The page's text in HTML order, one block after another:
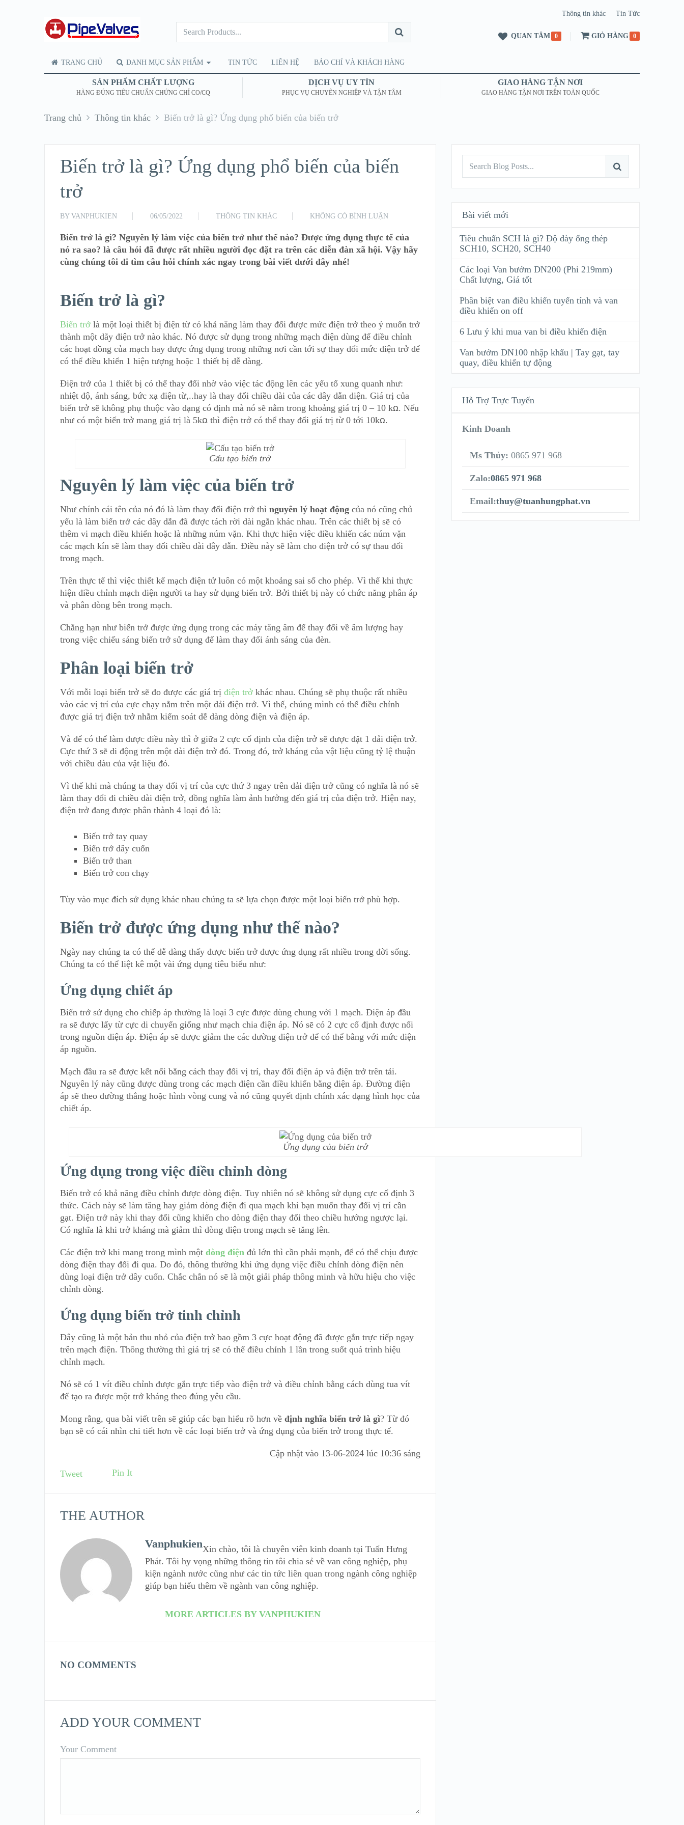
Thông tin khác Tin Tức
QUAN TÂM 0 GIỎ HÀNG 0
TRANG CHỦ DANH MỤC SẢN PHẨM TIN TỨC LIÊN HỆ BÁO CHÍ VÀ KHÁCH HÀNG
SẢN PHẨM CHẤT LƯỢNG
HÀNG ĐÚNG TIÊU CHUẨN CHỨNG CHỈ CO/CQ
DỊCH VỤ UY TÍN
PHỤC VỤ CHUYÊN NGHIỆP VÀ TẬN TÂM
GIAO HÀNG TẬN NƠI
GIAO HÀNG TẬN NƠI TRÊN TOÀN QUỐC
Trang chủ Thông tin khác Biến trở là gì? Ứng dụng phổ biến của biến trở
Biến trở là gì? Ứng dụng phổ biến của biến
trở
BY VANPHUKIEN 06/05/2022 THÔNG TIN KHÁC KHÔNG CÓ BÌNH LUẬN
Biến trở là gì? Nguyên lý làm việc của biến trở như thế nào? Được ứng dụng thực tế của
nó ra sao? là câu hỏi đã được rất nhiều người đọc đặt ra trên các diễn đàn xã hội. Vậy hãy
cùng chúng tôi đi tìm câu hỏi chính xác ngay trong bài viết dưới đây nhé!
Biến trở là gì?
Biến trở là một loại thiết bị điện từ có khả năng làm thay đổi được mức điện trở theo ý muốn trở
thành một dãy điện trở nào khác. Nó được sử dụng trong những mạch điện dùng để điều chỉnh
các hoạt đồng của mạch hay được ứng dụng trong những nơi cần tới sự thay đổi mức điện trở để
có thể điều khiển 1 hiện tượng hoặc 1 thiết bị dễ dàng.
Điện trở của 1 thiết bị có thể thay đổi nhờ vào việc tác động lên các yếu tố xung quanh như:
nhiệt độ, ánh sáng, bức xạ điện từ,..hay là thay đổi chiều dài của các dây dẫn diện. Giá trị của
biến trở sẽ không phụ thuộc vào dạng có định mà nó sẽ nằm trong khoảng giá trị 0 – 10 kꭥ. Nếu
như có một biến trở mang giá trị là 5kꭥ thì điện trở có thể thay đổi giá trị từ 0 tới 10kꭥ.
Cấu tạo biển trở
Nguyên lý làm việc của biến trở
Như chính cái tên của nó đó là làm thay đổi điện trở thì nguyên lý hoạt động của nó cũng chủ
yếu là làm biến trở các dây dẫn đã được tách rời dài ngắn khác nhau. Trên các thiết bị sẽ có
thêm vi mạch điều khiển hoặc là những núm vặn. Khi thực hiện việc điều khiến các núm vặn
các mạch kín sẽ làm thay đổi chiều dài dây dẫn. Điều này sẽ làm cho điện trở có sự thau đổi
trong mạch.
Trên thực tế thì việc thiết kế mạch điện tử luôn có một khoảng sai số cho phép. Vì thế khi thực
hiện điều chỉnh mạch điện người ta hay sử dụng biến trở. Bởi thiết bị này có chức năng phân áp
và phân dòng bên trong mạch.
Chẳng hạn như biến trở được ứng dụng trong các máy tăng âm để thay đổi về âm lượng hay
trong việc chiếu sáng biến trở sử dụng để làm thay đổi ánh sáng của đèn.
Phân loại biến trở
Với mỗi loại biến trở sẽ đo được các giá trị điện trở khác nhau. Chúng sẽ phụ thuộc rất nhiều
vào các vị trí của cực chạy nằm trên một dải điện trở. Vì thế, chúng mình có thể điều chỉnh
được giá trị điện trở nhằm kiểm soát dễ dàng dòng điện và điện áp.
Và để có thể làm được điều này thì ở giữa 2 cực cố định của điện trở sẽ được đặt 1 dải điện trở.
Cực thứ 3 sẽ di động trên một dài điện trở đó. Trong đó, trở kháng của vật liệu cũng tỷ lệ thuận
với chiều dàu của vật liệu đó.
Vì thế khi mà chúng ta thay đổi vị trí của cực thứ 3 ngay trên dải điện trở cũng có nghĩa là nó sẽ
làm thay đổi đi chiều dài điện trở, đồng nghĩa làm ảnh hưởng đến giá trị của điện trở. Hiện nay,
điện trở đang được phân thành 4 loại đó là:
Biến trở tay quay
Biến trở dây cuốn
Biến trở than
Biến trở con chạy
Tùy vào mục đích sử dụng khác nhau chúng ta sẽ lựa chọn được một loại biến trở phù hợp.
Biến trở được ứng dụng như thế nào?
Ngày nay chúng ta có thể dễ dàng thấy được biến trở được ứng dụng rất nhiều trong đời sống.
Chúng ta có thể liệt kê một vài ứng dụng tiêu biểu như:
Ứng dụng chiết áp
Biến trở sử dụng cho chiếp áp thường là loại 3 cực được dùng chung với 1 mạch. Điện áp đầu
ra sẽ được lấy từ cực di chuyển giống như mạch chia điện áp. Nó sẽ có 2 cực cố định được nối
trong nguồn điện áp. Điện áp sẽ được giảm the các đường điện trở để có thể bằng với mức điện
áp nguồn.
Mạch đầu ra sẽ được kết nối bằng cách thay đổi vị trí, thay đổi điện áp và điện trở trên tải.
Nguyên lý này cũng được dùng trong các mạch điện cần điều khiển bằng điện áp. Đường điện
áp sẽ theo đường thẳng hoặc hình vòng cung và nó cũng quyết định chính xác dạng hình học của
chiết áp.
Ứng dụng của biến trở
Ứng dụng trong việc điều chỉnh dòng
Biến trở có khả năng điều chỉnh được dòng điện. Tuy nhiên nó sẽ không sử dụng cực cố định 3
thức. Cách này sẽ làm tăng hay giảm dòng điện đi qua mạch khi bạn muốn thay đổi vị trí cần
gạt. Điện trở này khi thay đổi cũng khiến cho dòng điện thay đổi theo chiều hướng ngược lại.
Có nghĩa là khi trở kháng mà giảm thì dòng điện trong mạch sẽ tăng lên.
Các điện trở khi mang trong mình một dòng điện đủ lớn thì cần phải mạnh, để có thể chịu được
dòng điện thay đổi đi qua. Do đó, thông thường khi ứng dụng việc điều chỉnh dòng điện nên
dùng loại điện trở dây cuốn. Chắc chắn nó sẽ là một giải pháp thông minh và hữu hiệu cho việc
chỉnh dòng.
Ứng dụng biến trở tinh chỉnh
Đây cũng là một bản thu nhỏ của điện trở bao gồm 3 cực hoạt động đã được gắn trực tiếp ngay
trên mạch điện. Thông thường thì giá trị sẽ có thể điều chỉnh 1 lần trong suốt quá trình hiệu
chỉnh mạch.
Nó sẽ có 1 vít điều chỉnh được gắn trực tiếp vào điện trở và điều chỉnh bằng cách dùng tua vít
để tạo ra được một trở kháng theo đúng yêu cầu.
Mong rằng, qua bài viết trên sẽ giúp các bạn hiểu rõ hơn về định nghĩa biến trở là gì? Từ đó
bạn sẽ có cái nhìn chi tiết hơn về các loại biến trở và ứng dụng của biến trở trong thực tế.
Cập nhật vào 13-06-2024 lúc 10:36 sáng
Tweet
Pin It
THE AUTHOR
VanphukienXin chào, tôi là chuyên viên kinh doanh tại Tuấn Hưng
Phát. Tôi hy vọng những thông tin tôi chia sẻ về van công nghiệp, phụ
kiện ngành nước cũng như các tin tức liên quan trong ngành công nghiệp
giúp bạn hiểu thêm về ngành van công nghiệp.
MORE ARTICLES BY VANPHUKIEN
NO COMMENTS
ADD YOUR COMMENT
Your Comment
Bài viết mới
Tiêu chuẩn SCH là gì? Độ dày ống thép
SCH10, SCH20, SCH40
Các loại Van bướm DN200 (Phi 219mm)
Chất lượng, Giá tốt
Phân biệt van điều khiển tuyến tính và van
điều khiển on off
6 Lưu ý khi mua van bi điều khiển điện
Van bướm DN100 nhập khẩu | Tay gạt, tay
quay, điều khiển tự động
Hỗ Trợ Trực Tuyến
Kinh Doanh
Ms Thủy: 0865 971 968
Zalo:0865 971 968
Email:thuy@tuanhungphat.vn